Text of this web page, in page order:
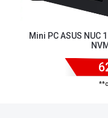
Mini PC ASUS NUC